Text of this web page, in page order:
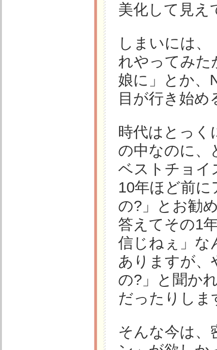
美化して見え
しまいには
れやってみた
娘に」とか、
目が行き始め
時代はとっく
の中なのに、
ベストチョイ
10年ほど前
の?」とお勧
答えてその1
信じねぇ」な
ありますが、
の?」と聞か
だったりしま
そんな今は、